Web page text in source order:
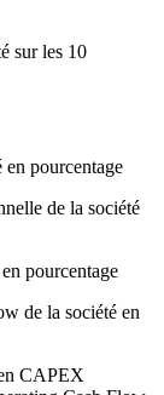
sur les 10
pourcentage
de la société
pourcentage
de la société en
CAPEX